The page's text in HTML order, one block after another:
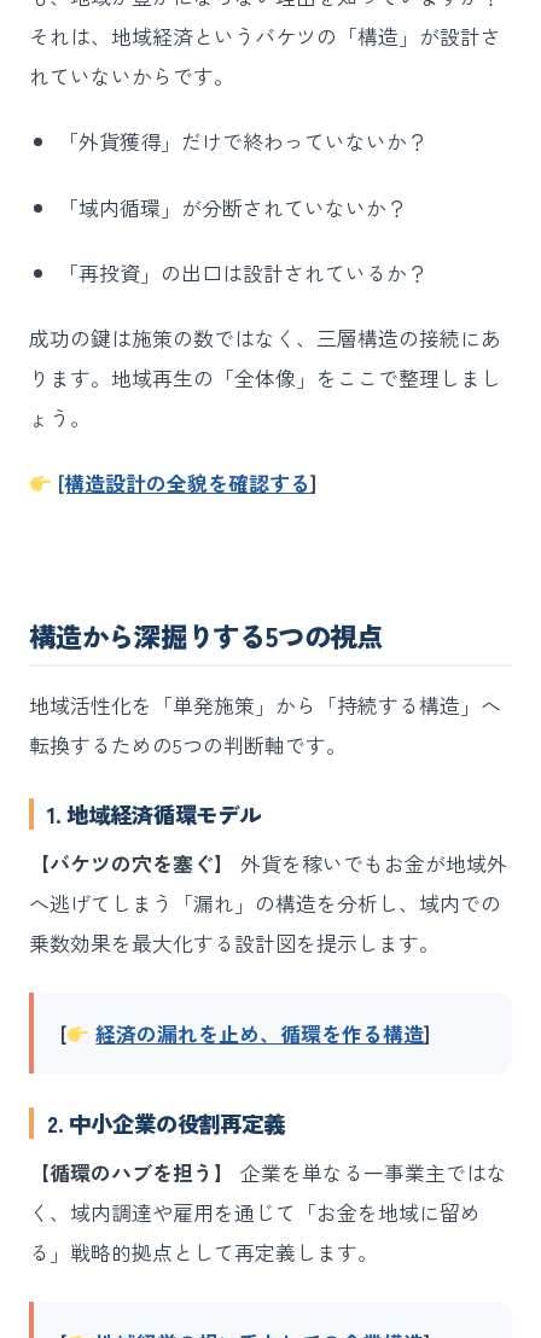
それは、地域経済というバケツの「構造」が設計さ
れていないからです。
「外貨獲得」だけで終わっていないか？
「域内循環」が分断されていないか？
「再投資」の出口は設計されているか？
成功の鍵は施策の数ではなく、三層構造の接続にあ
ります。地域再生の「全体像」をここで整理しまし
ょう。
[構造設計の全貌を確認する]
構造から深掘りする5つの視点
地域活性化を「単発施策」から「持続する構造」へ
転換するための5つの判断軸です。
1. 地域経済循環モデル
【バケツの穴を塞ぐ】
外貨を稼いでもお金が地域外
へ逃げてしまう「漏れ」の構造を分析し、域内での
乗数効果を最大化する設計図を提示します。
[ 経済の漏れを止め、循環を作る構造]
2. 中小企業の役割再定義
【循環のハブを担う】
企業を単なる一事業主ではな
く、域内調達や雇用を通じて「お金を地域に留め
る」戦略的拠点として再定義します。